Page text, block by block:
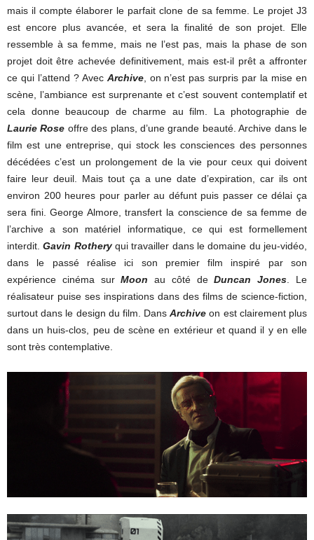
mais il compte élaborer le parfait clone de sa femme. Le projet J3
est encore plus avancée, et sera la finalité de son projet. Elle
ressemble à sa femme, mais ne l’est pas, mais la phase de son
projet doit être achevée definitivement, mais est-il prêt a affronter
ce qui l’attend ? Avec Archive, on n’est pas surpris par la mise en
scène, l’ambiance est surprenante et c’est souvent contemplatif et
cela donne beaucoup de charme au film. La photographie de
Laurie Rose offre des plans, d’une grande beauté. Archive dans le
film est une entreprise, qui stock les consciences des personnes
décédées c’est un prolongement de la vie pour ceux qui doivent
faire leur deuil. Mais tout ça a une date d’expiration, car ils ont
environ 200 heures pour parler au défunt puis passer ce délai ça
sera fini. George Almore, transfert la conscience de sa femme de
l’archive a son matériel informatique, ce qui est formellement
interdit.Gavin Rotheryqui travailler dans le domaine du jeu-vidéo,
dans le passé réalise ici son premier film inspiré par son
expérience cinéma surMoon au côté deDuncan Jones . Le
réalisateur puise ses inspirations dans des films de science-fiction,
surtout dans le design du film. DansArchive on est clairement plus
dans un huis-clos, peu de scène en extérieur et quand il y en elle
sont très contemplative.